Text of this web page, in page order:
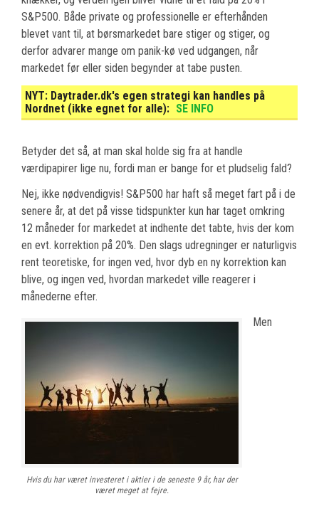
S&P500. Både private og professionelle er efterhånden
blevet vant til, at børsmarkedet bare stiger og stiger, og
derfor advarer mange om panik-kø ved udgangen, når
markedet før eller siden begynder at tabe pusten.
NYT: Daytrader.dk's egen strategi kan handles på
Nordnet (ikke egnet for alle): SE INFO
Betyder det så, at man skal holde sig fra at handle
værdipapirer lige nu, fordi man er bange for et pludselig fald?
Nej, ikke nødvendigvis! S&P500 har haft så meget fart på i de
senere år, at det på visse tidspunkter kun har taget omkring
12 måneder for markedet at indhente det tabte, hvis der kom
en evt. korrektion på 20%. Den slags udregninger er naturligvis
rent teoretiske, for ingen ved, hvor dyb en ny korrektion kan
blive, og ingen ved, hvordan markedet ville reagerer i
månederne efter.
Hvis du har været investeret i aktier i de seneste 9 år, har der
været meget at fejre.
Men